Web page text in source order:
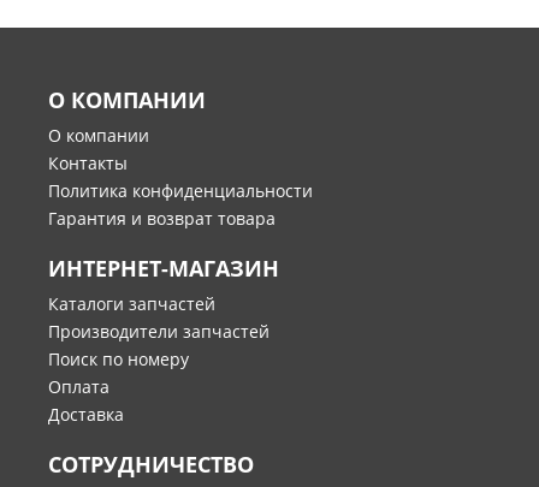
О КОМПАНИИ
О компании
Контакты
Политика конфиденциальности
Гарантия и возврат товара
ИНТЕРНЕТ-МАГАЗИН
Каталоги запчастей
Производители запчастей
Поиск по номеру
Оплата
Доставка
СОТРУДНИЧЕСТВО